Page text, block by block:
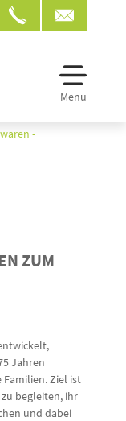
Menu
-
ZUM
Jahren
Ziel ist
begleiten, ihr
und dabei